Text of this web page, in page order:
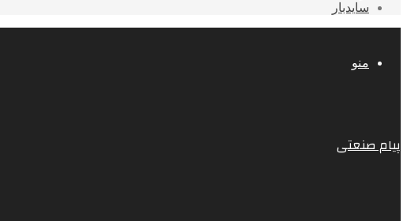
سایدبار
منو
پیام صنعتی